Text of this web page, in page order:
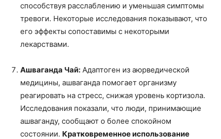
способствуя расслаблению и уменьшая симптомы
тревоги. Некоторые исследования показывают, что
его эффекты сопоставимы с некоторыми
лекарствами.
Ашваганда Чай: Адаптоген из аюрведической
медицины, ашваганда помогает организму
реагировать на стресс, снижая уровень кортизола.
Исследования показали, что люди, принимающие
ашваганду, сообщают о более спокойном
состоянии. Кратковременное использование